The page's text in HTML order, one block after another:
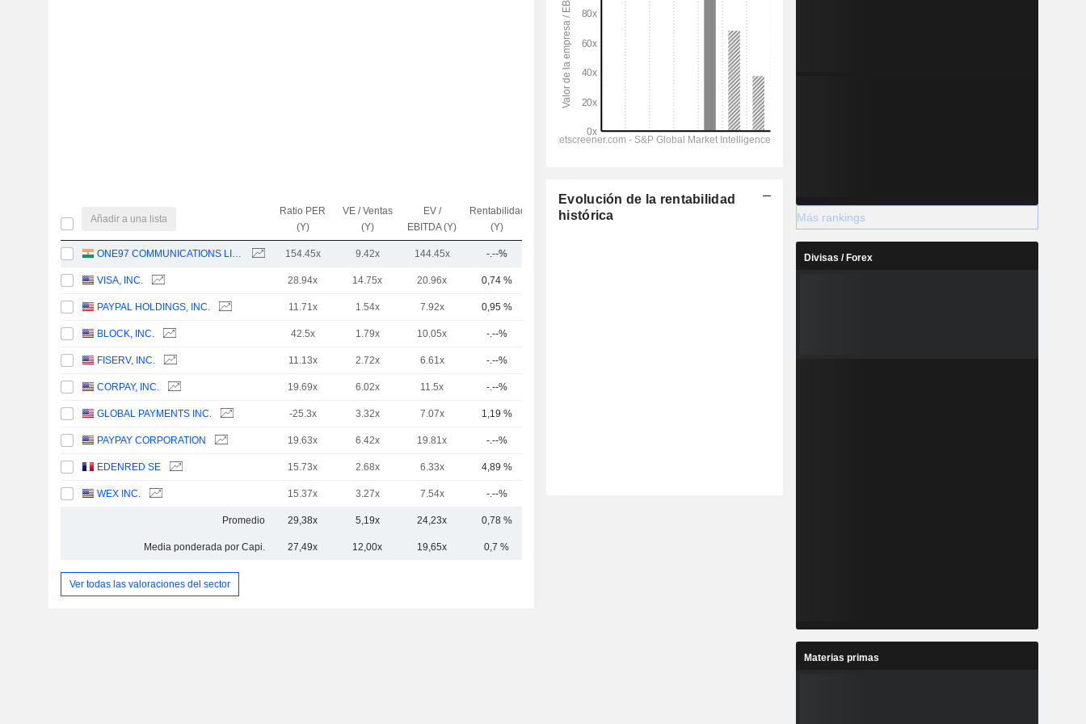
Añadir a una lista
Ratio PER
(Y)
VE / Ventas
(Y)
EV /
EBITDA (Y)
Rentabilidad
(Y)
Capi.($)
ONE97 COMMUNICATIONS LIMITED 154.45x 9.42x 144.45x -.--%
VISA, INC. 28.94x 14.75x 20.96x 0,74 %
PAYPAL HOLDINGS, INC. 11.71x 1.54x 7.92x 0,95 %
BLOCK, INC. 42.5x 1.79x 10.05x -.--%
FISERV, INC. 11.13x 2.72x 6.61x -.--%
CORPAY, INC. 19.69x 6.02x 11.5x -.--%
GLOBAL PAYMENTS INC. -25.3x 3.32x 7.07x 1,19 %
PAYPAY CORPORATION 19.63x 6.42x 19.81x -.--%
EDENRED SE 15.73x 2.68x 6.33x 4,89 %
WEX INC. 15.37x 3.27x 7.54x -.--%
Promedio 29,38x 5,19x 24,23x 0,78 %
Media ponderada por Capi. 27,49x 12,00x 19,65x 0,7 %
Ver todas las valoraciones del sector
Evolución de la rentabilidad
histórica
Más rankings
Divisas / Forex
Materias primas